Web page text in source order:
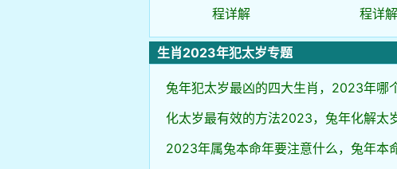
程详解
程详解
生肖2023年犯太岁专题
兔年犯太岁最凶的四大生肖，2023年哪
化太岁最有效的方法2023，兔年化解太
2023年属兔本命年要注意什么，兔年本